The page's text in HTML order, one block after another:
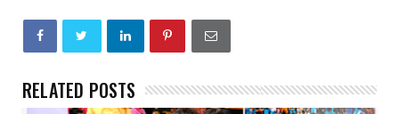
RELATED POSTS